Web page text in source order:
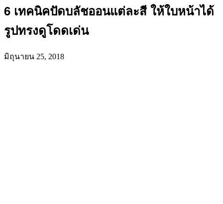
6 เทคนิคปัดบลัชออนแต่ละสี ให้ใบหน้าได้
รูปทรงดูโดดเด่น
มิถุนายน 25, 2018